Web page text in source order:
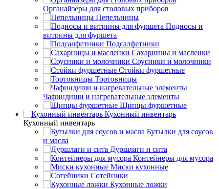
Органайзеры для столовых приборов
Пепельницы
Подносы и
витрины для фуршета
Подсалфетники
Сахарницы и масленки
Соусники и молочники
Стойки фуршетные
Тортовницы
Чафиндиши и нагревательные элементы
Щипцы фуршетные
Кухонный инвентарь
Кухонный инвентарь
Бутылки для соусов
и масла
Дуршлаги и сита
Контейнеры для мусора
Миски кухонные
Сотейники
Кухонные ложки